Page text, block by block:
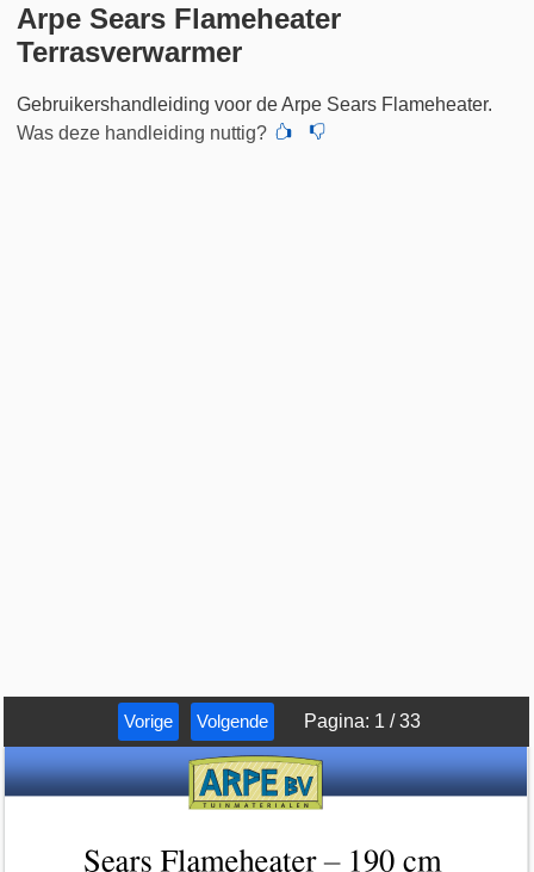
Arpe Sears Flameheater
Terrasverwarmer
Gebruikershandleiding voor de Arpe Sears Flameheater.
Was deze handleiding nuttig?
Vorige Volgende Pagina: 1 /33